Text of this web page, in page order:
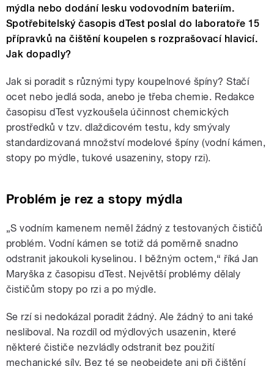
mýdla nebo dodání lesku vodovodním bateriím.
Spotřebitelský časopis dTest poslal do laboratoře 15
přípravků na čištění koupelen s rozprašovací hlavicí.
Jak dopadly?
Jak si poradit s různými typy koupelnové špíny? Stačí
ocet nebo jedlá soda, anebo je třeba chemie. Redakce
časopisu dTest vyzkoušela účinnost chemických
prostředků v tzv. dlaždicovém testu, kdy smývaly
standardizovaná množství modelové špíny (vodní kámen,
stopy po mýdle, tukové usazeniny, stopy rzi).
Problém je rez a stopy mýdla
„S vodním kamenem neměl žádný z testovaných čističů
problém. Vodní kámen se totiž dá poměrně snadno
odstranit jakoukoli kyselinou. I běžným octem,“ říká Jan
Maryška z časopisu dTest. Největší problémy dělaly
čističům stopy po rzi a po mýdle.
Se rzí si nedokázal poradit žádný. Ale žádný to ani také
nesliboval. Na rozdíl od mýdlových usazenin, které
některé čističe nezvládly odstranit bez použití
mechanické síly. Bez té se neobejdete ani při čištění